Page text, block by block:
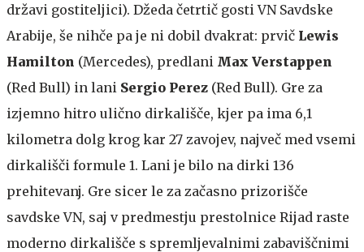
državi gostiteljici). Džeda četrtič gosti VN Savdske
Arabije, še nihče pa je ni dobil dvakrat: prvič Lewis
Hamilton (Mercedes), predlani Max Verstappen
(Red Bull) in lani Sergio Perez (Red Bull). Gre za
izjemno hitro ulično dirkališče, kjer pa ima 6,1
kilometra dolg krog kar 27 zavojev, največ med vsemi
dirkališči formule 1. Lani je bilo na dirki 136
prehitevanj. Gre sicer le za začasno prizorišče
savdske VN, saj v predmestju prestolnice Rijad raste
moderno dirkališče s spremljevalnimi zabaviščnimi